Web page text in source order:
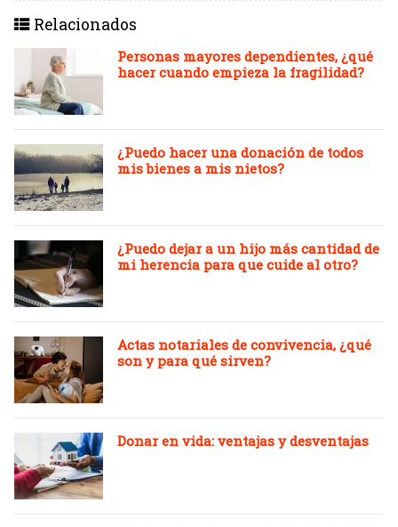
Relacionados
Personas mayores dependientes, ¿qué
hacer cuando empieza la fragilidad?
¿Puedo hacer una donación de todos
mis bienes a mis nietos?
¿Puedo dejar a un hijo más cantidad de
mi herencia para que cuide al otro?
Actas notariales de convivencia, ¿qué
son y para qué sirven?
Donar en vida: ventajas y desventajas